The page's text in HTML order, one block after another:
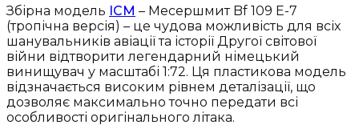
(тропічна
версія),
німецький
винищувач
2
Світової
війни
(72133)
Збірна модель ICM – Месершмит Bf 109 E-7
(тропічна версія) – це чудова можливість для всіх
шанувальників авіації та історії Другої світової
війни відтворити легендарний німецький
винищувач у масштабі 1:72. Ця пластикова модель
відзначається високим рівнем деталізації, що
дозволяє максимально точно передати всі
особливості оригінального літака.